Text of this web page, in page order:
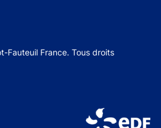
Fauteuil France. Tous droits